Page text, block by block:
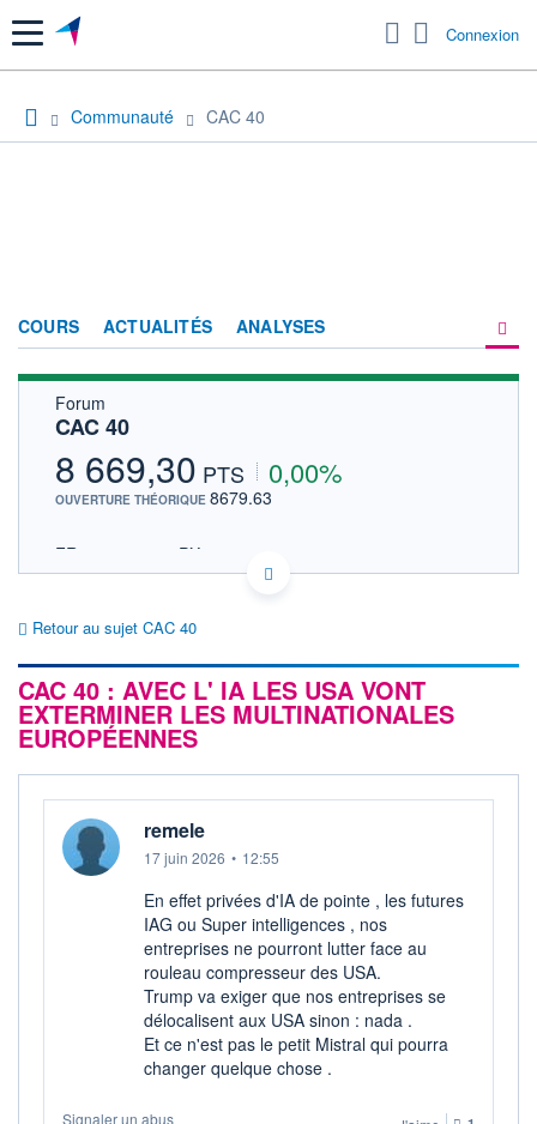
Menu Connexion
Communauté CAC 40
COURS ACTUALITÉS ANALYSES
HISTORIQUE
Forum
CAC 40
8 669,30 PTS 0,00%
OUVERTURE THÉORIQUE 8679.63
FR0003500008 PX1
EURONEXT PARIS DONNÉES TEMPS RÉEL
OUVERTURE
0,00
0,00
+HAUT 1ER +BAS 1ER
JANVIER
7 505,27
DERNIER ÉCHANGE
05.08.26 / 18:05:02
Retour au sujet CAC 40
CAC 40 : AVEC L' IA LES USA VONT
EXTERMINER LES MULTINATIONALES
EUROPÉENNES
remele
17 juin 2026 • 12:55
En effet privées d'IA de pointe , les futures
IAG ou Super intelligences , nos
entreprises ne pourront lutter face au
rouleau compresseur des USA.
Trump va exiger que nos entreprises se
délocalisent aux USA sinon : nada .
Et ce n'est pas le petit Mistral qui pourra
changer quelque chose .
Signaler un abus